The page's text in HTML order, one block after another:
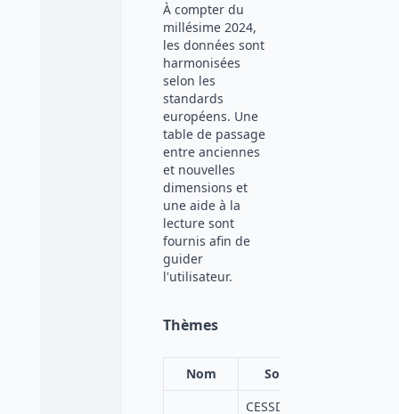
À compter du
millésime 2024,
les données sont
harmonisées
selon les
standards
européens. Une
table de passage
entre anciennes
et nouvelles
dimensions et
une aide à la
lecture sont
fournis afin de
guider
l'utilisateur.
Thèmes
Nom
Source
CESSDA